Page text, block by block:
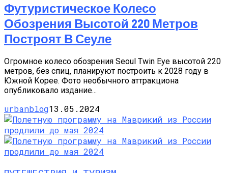
Футуристическое Колесо
Обозрения Высотой 220 Метров
Построят В Сеуле
Огромное колесо обозрения Seoul Twin Eye высотой 220
метров, без спиц, планируют построить к 2028 году в
Южной Корее. Фото необычного аттракциона
опубликовало издание...
urbanblog13.05.2024